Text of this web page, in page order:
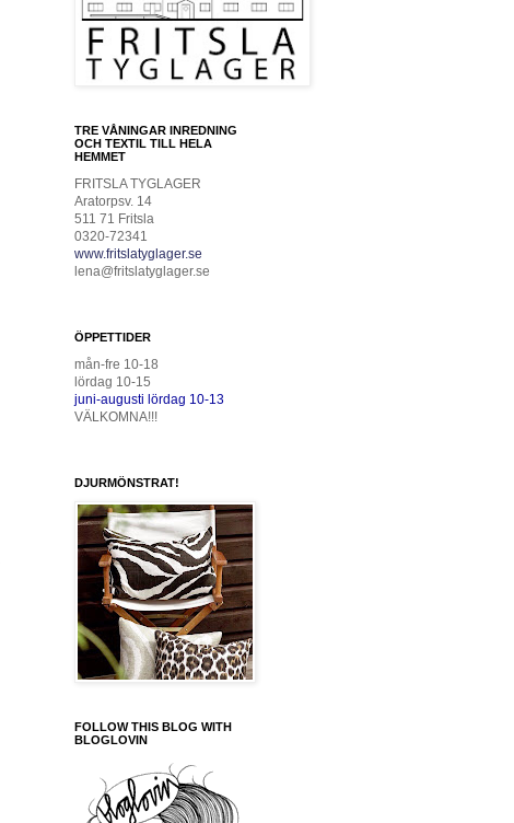
TRE VÅNINGAR INREDNING
OCH TEXTIL TILL HELA
HEMMET
FRITSLA TYGLAGER
Aratorpsv. 14
511 71 Fritsla
0320-72341
www.fritslatyglager.se
lena@fritslatyglager.se
ÖPPETTIDER
mån-fre 10-18
lördag 10-15
juni-augusti lördag 10-13
VÄLKOMNA!!!
DJURMÖNSTRAT!
FOLLOW THIS BLOG WITH
BLOGLOVIN